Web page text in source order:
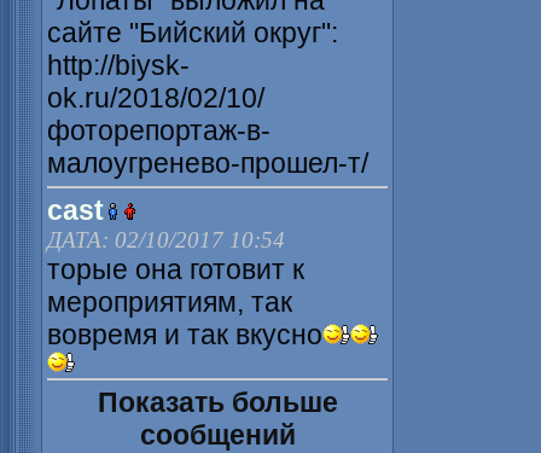
сайте "Бийский округ":
http://biysk-
ok.ru/2018/02/10/
фоторепортаж-в-
малоугренево-прошел-т/
cast
ДАТА: 02/10/2017 10:54
торые она готовит к
мероприятиям, так
вовремя и так вкусно
Показать больше
сообщений